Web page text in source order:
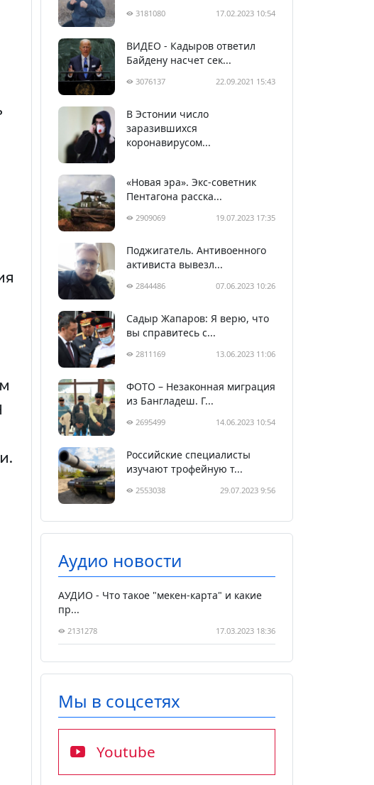
3181080 17.02.2023 10:54
ВИДЕО - Кадыров ответил
Байдену насчет сек...
3076137 22.09.2021 15:43
В Эстонии число
заразившихся
коронавирусом...
«Новая эра». Экс-советник
Пентагона расска...
2909069 19.07.2023 17:35
Поджигатель. Антивоенного
активиста вывезл...
2844486 07.06.2023 10:26
Садыр Жапаров: Я верю, что
вы справитесь с...
2811169 13.06.2023 11:06
ФОТО – Незаконная миграция
из Бангладеш. Г...
2695499 14.06.2023 10:54
Российские специалисты
изучают трофейную т...
2553038 29.07.2023 9:56
Аудио новости
АУДИО - Что такое "мекен-карта" и какие
пр...
2131278 17.03.2023 18:36
Мы в соцсетях
Youtube